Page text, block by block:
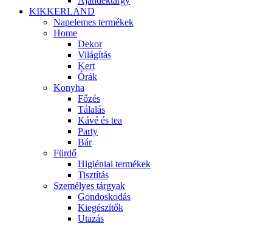
KIKKERLAND
Napelemes termékek
Home
Dekor
Világítás
Kert
Órák
Konyha
Főzés
Tálalás
Kávé és tea
Party
Bár
Fürdő
Higiéniai termékek
Tisztítás
Személyes tárgyak
Gondoskodás
Kiegészítők
Utazás